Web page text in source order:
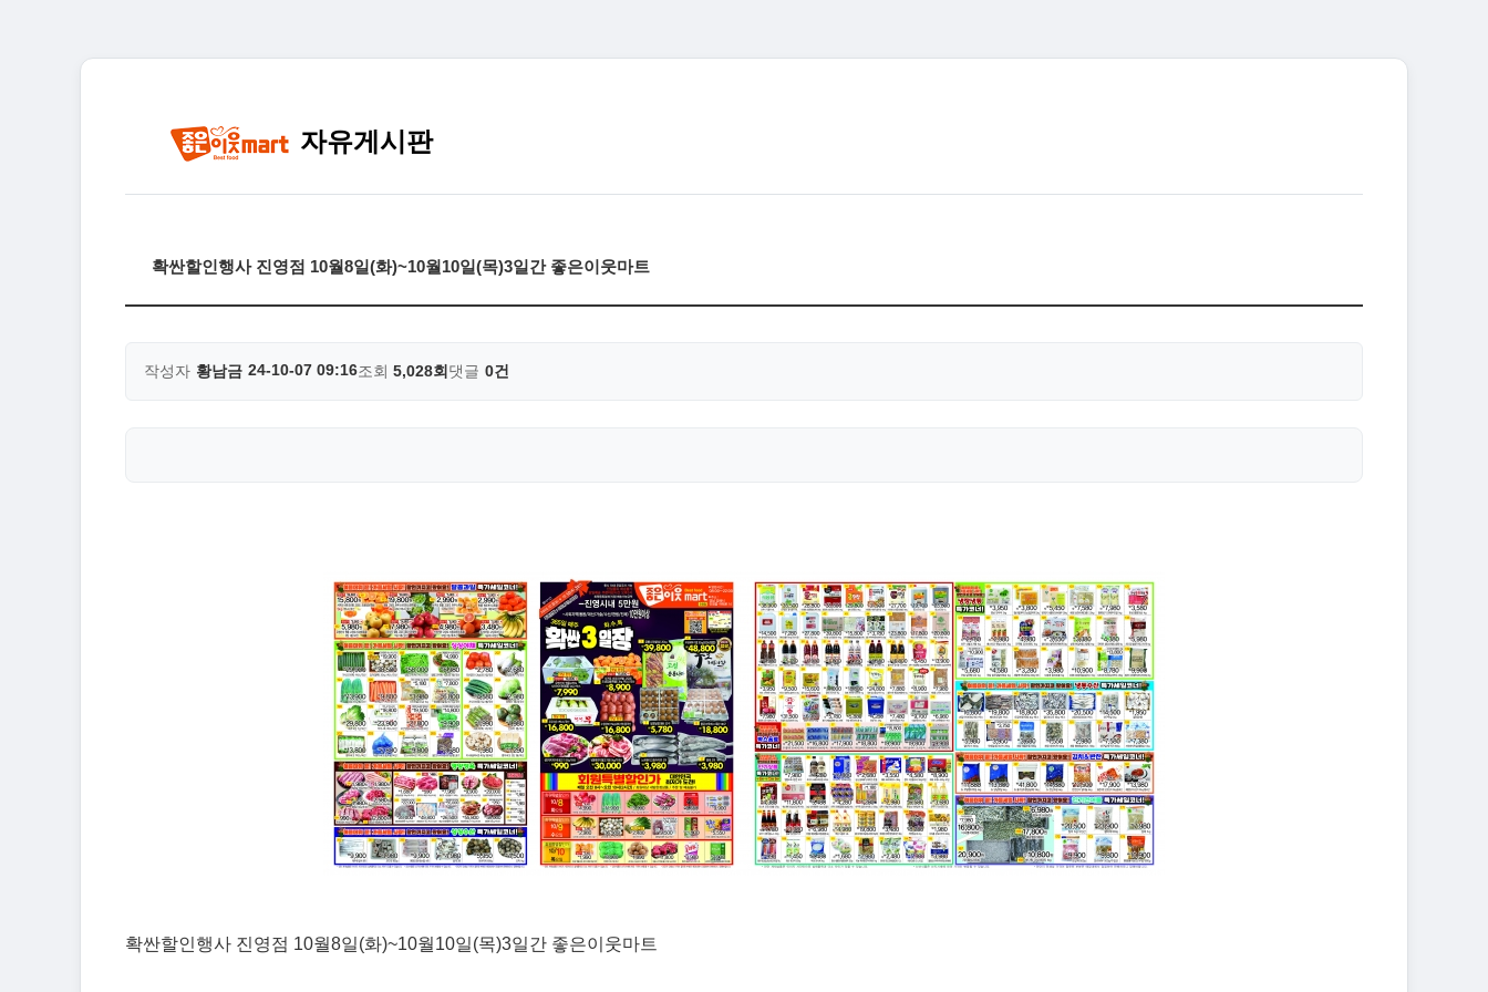
자유게시판
확싼할인행사 진영점 10월8일(화)~10월10일(목)3일간 좋은이웃마트
작성자 황남금 24-10-07 09:16조회 5,028회 댓글 0건
확싼할인행사 진영점 10월8일(화)~10월10일(목)3일간 좋은이웃마트